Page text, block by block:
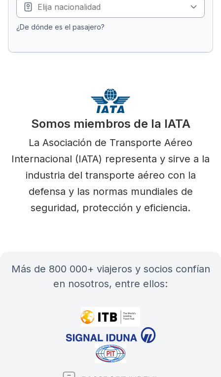
¿De dónde es el pasajero?
Somos miembros de la IATA
La Asociación de Transporte Aéreo
Internacional (IATA) representa y sirve a la
industria del transporte aéreo con la
defensa y las normas mundiales de
seguridad, protección y eficiencia.
más de 800 000+ viajeros y socios confían
en nosotros, entre ellos: